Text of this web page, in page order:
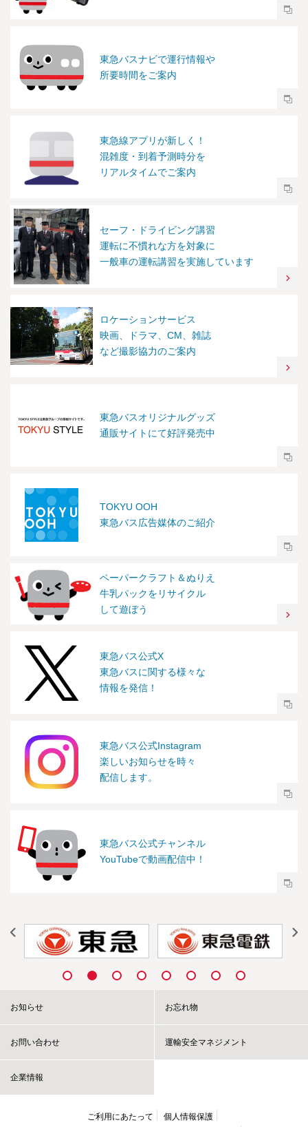
東急バスナビで運行情報や
所要時間をご案内
東急線アプリが新しく！
混雑度・到着予測時分を
リアルタイムでご案内
セーフ・ドライビング講習
運転に不慣れな方を対象に
一般車の運転講習を実施しています
ロケーションサービス
映画、ドラマ、CM、雑誌
など撮影協力のご案内
東急バスオリジナルグッズ
通販サイトにて好評発売中
TOKYU OOH
東急バス広告媒体のご紹介
ペーパークラフト＆ぬりえ
牛乳パックをリサイクル
して遊ぼう
東急バス公式X
東急バスに関する様々な
情報を発信！
東急バス公式Instagram
楽しいお知らせを時々
配信します。
東急バス公式チャンネル
YouTubeで動画配信中！
お知らせ お忘れ物
お問い合わせ 運輸安全マネジメント
企業情報
ご利用にあたって 個人情報保護